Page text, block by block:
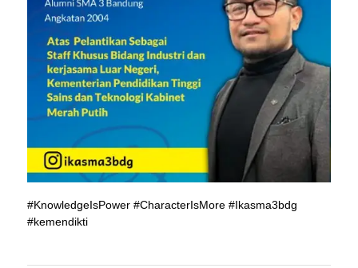
#KnowledgeIsPower #CharacterIsMore #Ikasma3bdg
#kemendikti